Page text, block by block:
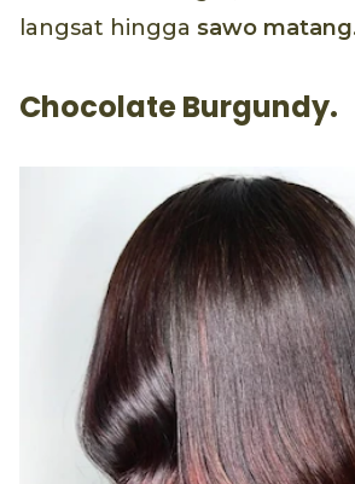
langsat hingga sawo matang
Chocolate Burgundy.